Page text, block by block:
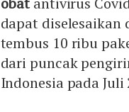
dapat diselesaikan
tembus 10 ribu
dari puncak
Indonesia pada Juli